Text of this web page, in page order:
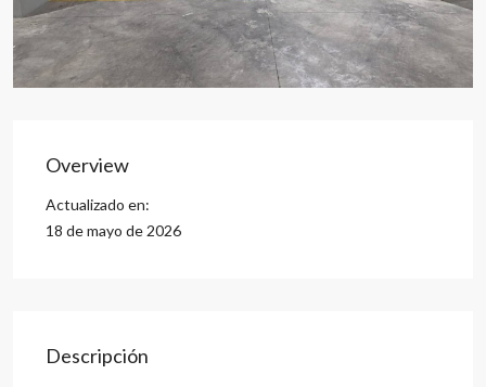
Overview
Actualizado en:
18 de mayo de 2026
Descripción